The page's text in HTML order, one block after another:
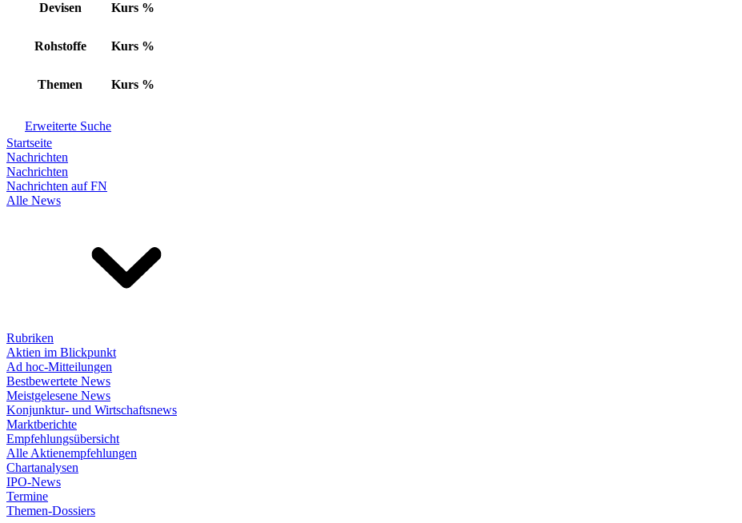
Devisen Kurs %
Rohstoffe Kurs %
Themen Kurs %
Erweiterte Suche
Startseite
Nachrichten
Nachrichten
Nachrichten auf FN
Alle News
Rubriken
Aktien im Blickpunkt
Ad hoc-Mitteilungen
Bestbewertete News
Meistgelesene News
Konjunktur- und Wirtschaftsnews
Marktberichte
Empfehlungsübersicht
Alle Aktienempfehlungen
Chartanalysen
IPO-News
Termine
Themen-Dossiers